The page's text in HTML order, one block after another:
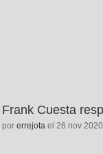
Frank Cuesta
por errejota el 26 nov